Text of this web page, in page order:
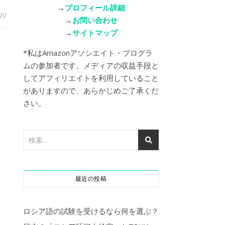
→ プロフィール詳細
→ お問い合わせ
→サイトマップ
*私はAmazonアソシエイト・プログラ
ムの参加者です。メディアの収益手段と
してアフィリエイトを利用していること
がありますので、あらかじめご了承くだ
さい。
最近の投稿
ロシア語の試験を受けるなら何を選ぶ？